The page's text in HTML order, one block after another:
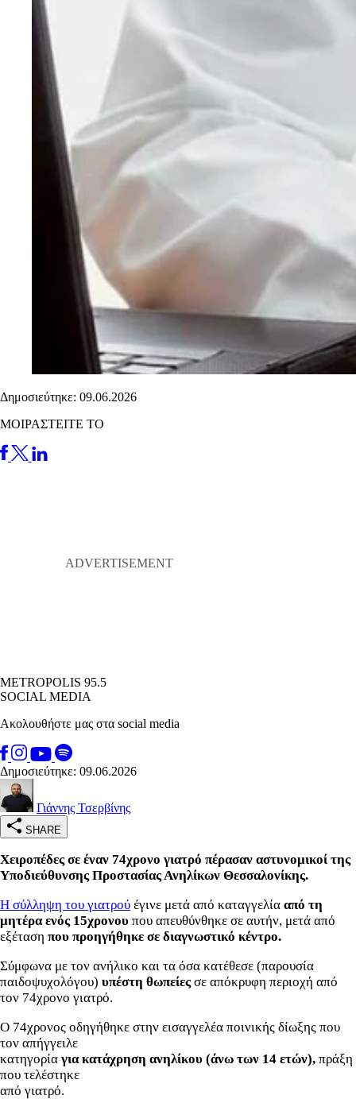
Δημοσιεύτηκε: 09.06.2026
ΜΟΙΡΑΣΤΕΙΤΕ ΤΟ
METROPOLIS 95.5
SOCIAL MEDIA
Ακολουθήστε μας στα social media
Δημοσιεύτηκε: 09.06.2026
Γιάννης Τσερβίνης
SHARE
Χειροπέδες σε έναν 74χρονο γιατρό πέρασαν αστυνομικοί της
Υποδιεύθυνσης Προστασίας Ανηλίκων Θεσσαλονίκης.
Η σύλληψη του γιατρού έγινε μετά από καταγγελία από τη
μητέρα ενός 15χρονου που απευθύνθηκε σε αυτήν, μετά από
εξέταση που προηγήθηκε σε διαγνωστικό κέντρο.
Σύμφωνα με τον ανήλικο και τα όσα κατέθεσε (παρουσία
παιδοψυχολόγου) υπέστη θωπείεςσε απόκρυφη περιοχή από
τον 74χρονο γιατρό.
Ο 74χρονος οδηγήθηκε στην εισαγγελέα ποινικής δίωξης που
τον απήγγειλε
κατηγορία για κατάχρηση ανηλίκου (άνω των 14 ετών), πράξη
που τελέστηκε
από γιατρό.